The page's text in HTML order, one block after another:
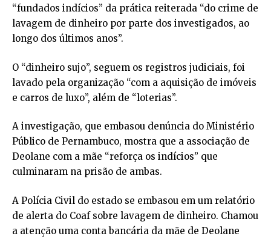
“fundados indícios” da prática reiterada “do crime de
lavagem de dinheiro por parte dos investigados, ao
longo dos últimos anos”.
O “dinheiro sujo”, seguem os registros judiciais, foi
lavado pela organização “com a aquisição de imóveis
e carros de luxo”, além de “loterias”.
A investigação, que embasou denúncia do Ministério
Público de Pernambuco, mostra que a associação de
Deolane com a mãe “reforça os indícios” que
culminaram na prisão de ambas.
A Polícia Civil do estado se embasou em um relatório
de alerta do Coaf sobre lavagem de dinheiro. Chamou
a atenção uma conta bancária da mãe de Deolane